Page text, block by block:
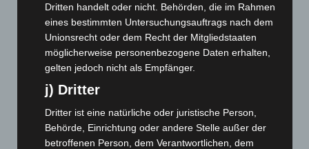
Oktober 2023(114)
September 2023 (133)
August 2023(134)
Juli 2023(118)
Juni 2023(142)
Mai 2023(139)
April 2023(155)
Dritten handelt oder nicht. Behörden, die im Rahmen
eines bestimmten Untersuchungsauftrags nach dem
Unionsrecht oder dem Recht der Mitgliedstaaten
möglicherweise personenbezogene Daten erhalten,
gelten jedoch nicht als Empfänger.
j) Dritter
Dritter ist eine natürliche oder juristische Person,
Behörde, Einrichtung oder andere Stelle außer der
betroffenen Person, dem Verantwortlichen, dem